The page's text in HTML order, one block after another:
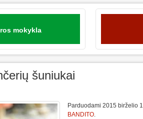
mokykla
šuniukai
Parduodami 2015 birželio
BANDITO.